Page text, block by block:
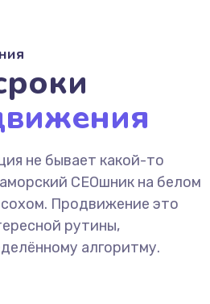
не бывает какой-то
СЕОшник на белом
Продвижение это
рутины,
алгоритму.